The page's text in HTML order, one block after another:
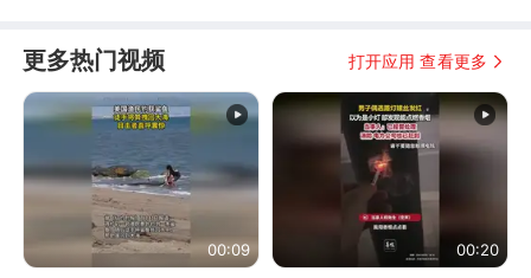
更多热门视频 打开应用 查看更多
00:09 00:20